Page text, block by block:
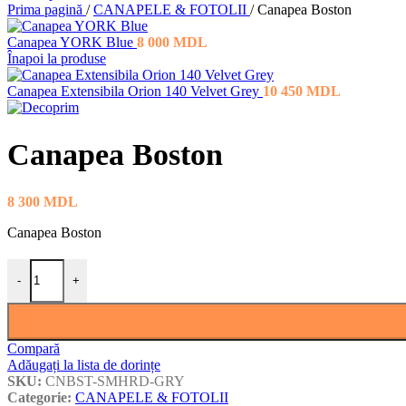
Prima pagină / CANAPELE & FOTOLII / Canapea Boston
Canapea YORK Blue 8 000 MDL
Înapoi la produse
Canapea Extensibila Orion 140 Velvet Grey 10 450 MDL
Canapea Boston
8 300 MDL
Canapea Boston
-
Cantitate Canapea Boston
+
Compară
Adăugați la lista de dorințe
SKU: CNBST-SMHRD-GRY
Categorie: CANAPELE & FOTOLII